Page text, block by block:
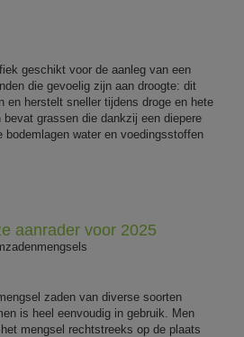
geschikt voor de aanleg van een
die gevoelig zijn aan droogte: dit
en herstelt sneller tijdens droge en hete
grassen die dankzij een diepere
bodemlagen water en voedingsstoffen
aanrader voor 2025
zaden van diverse soorten
is heel eenvoudig in gebruik. Men
mengsel rechtstreeks op de plaats